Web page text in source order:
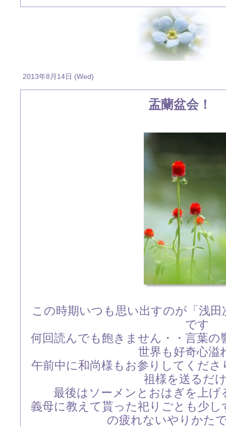
2013年8月14日 (Wed)
盂蘭盆会！
この時期いつも思い出すのが「浅
です
何回読んでも飽きません・・言葉
世界も好奇心溢
午前中に和尚様もお参りしてくだ
祖様を送るだ
最後はソーメンとおはぎを上
義母に教えて貰った祀りごとも少
の疲れないやりかた